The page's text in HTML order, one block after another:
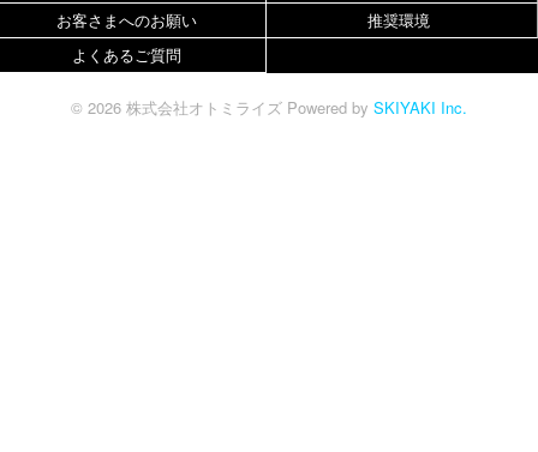
お客さまへのお願い
推奨環境
よくあるご質問
© 2026 株式会社オトミライズ Powered by SKIYAKI Inc.